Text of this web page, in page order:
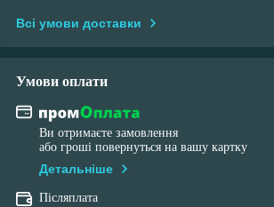
Всі умови доставки
Умови оплати
Ви отримаєте замовлення
або гроші повернуться на вашу картку
Детальніше
Післяплата